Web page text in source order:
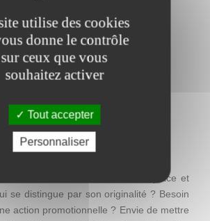
: location de matériel
en Belgique
décoration facile à mettre en place et
se distingue par son originalité ? Besoin
action promotionnelle ? Envie de mettre
utilise des cookies
donne le contrôle
sur ceux que vous
souhaitez activer
Tout accepter
Personnaliser